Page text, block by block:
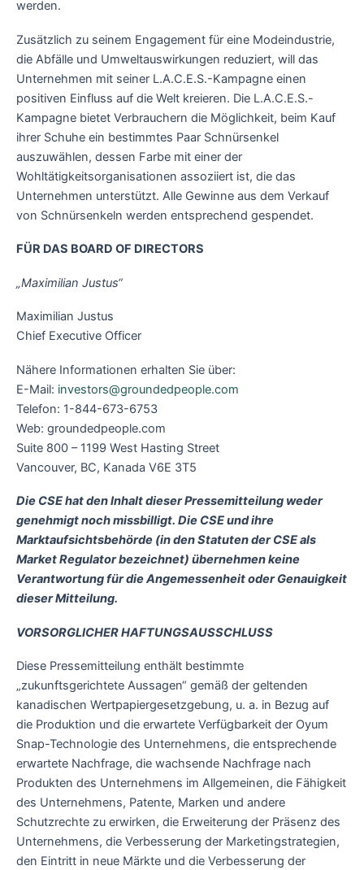
werden.
Zusätzlich zu seinem Engagement für eine Modeindustrie,
die Abfälle und Umweltauswirkungen reduziert, will das
Unternehmen mit seiner L.A.C.E.S.-Kampagne einen
positiven Einfluss auf die Welt kreieren. Die L.A.C.E.S.-
Kampagne bietet Verbrauchern die Möglichkeit, beim Kauf
ihrer Schuhe ein bestimmtes Paar Schnürsenkel
auszuwählen, dessen Farbe mit einer der
Wohltätigkeitsorganisationen assoziiert ist, die das
Unternehmen unterstützt. Alle Gewinne aus dem Verkauf
von Schnürsenkeln werden entsprechend gespendet.
FÜR DAS BOARD OF DIRECTORS
„Maximilian Justus“
Maximilian Justus
Chief Executive Officer
Nähere Informationen erhalten Sie über:
E-Mail: investors@groundedpeople.com
Telefon: 1-844-673-6753
Web: groundedpeople.com
Suite 800 – 1199 West Hasting Street
Vancouver, BC, Kanada V6E 3T5
Die CSE hat den Inhalt dieser Pressemitteilung weder
genehmigt noch missbilligt. Die CSE und ihre
Marktaufsichtsbehörde (in den Statuten der CSE als
Market Regulator bezeichnet) übernehmen keine
Verantwortung für die Angemessenheit oder Genauigkeit
dieser Mitteilung.
VORSORGLICHER HAFTUNGSAUSSCHLUSS
Diese Pressemitteilung enthält bestimmte
„zukunftsgerichtete Aussagen“ gemäß der geltenden
kanadischen Wertpapiergesetzgebung, u. a. in Bezug auf
die Produktion und die erwartete Verfügbarkeit der Oyum
Snap-Technologie des Unternehmens, die entsprechende
erwartete Nachfrage, die wachsende Nachfrage nach
Produkten des Unternehmens im Allgemeinen, die Fähigkeit
des Unternehmens, Patente, Marken und andere
Schutzrechte zu erwirken, die Erweiterung der Präsenz des
Unternehmens, die Verbesserung der Marketingstrategien,
den Eintritt in neue Märkte und die Verbesserung der